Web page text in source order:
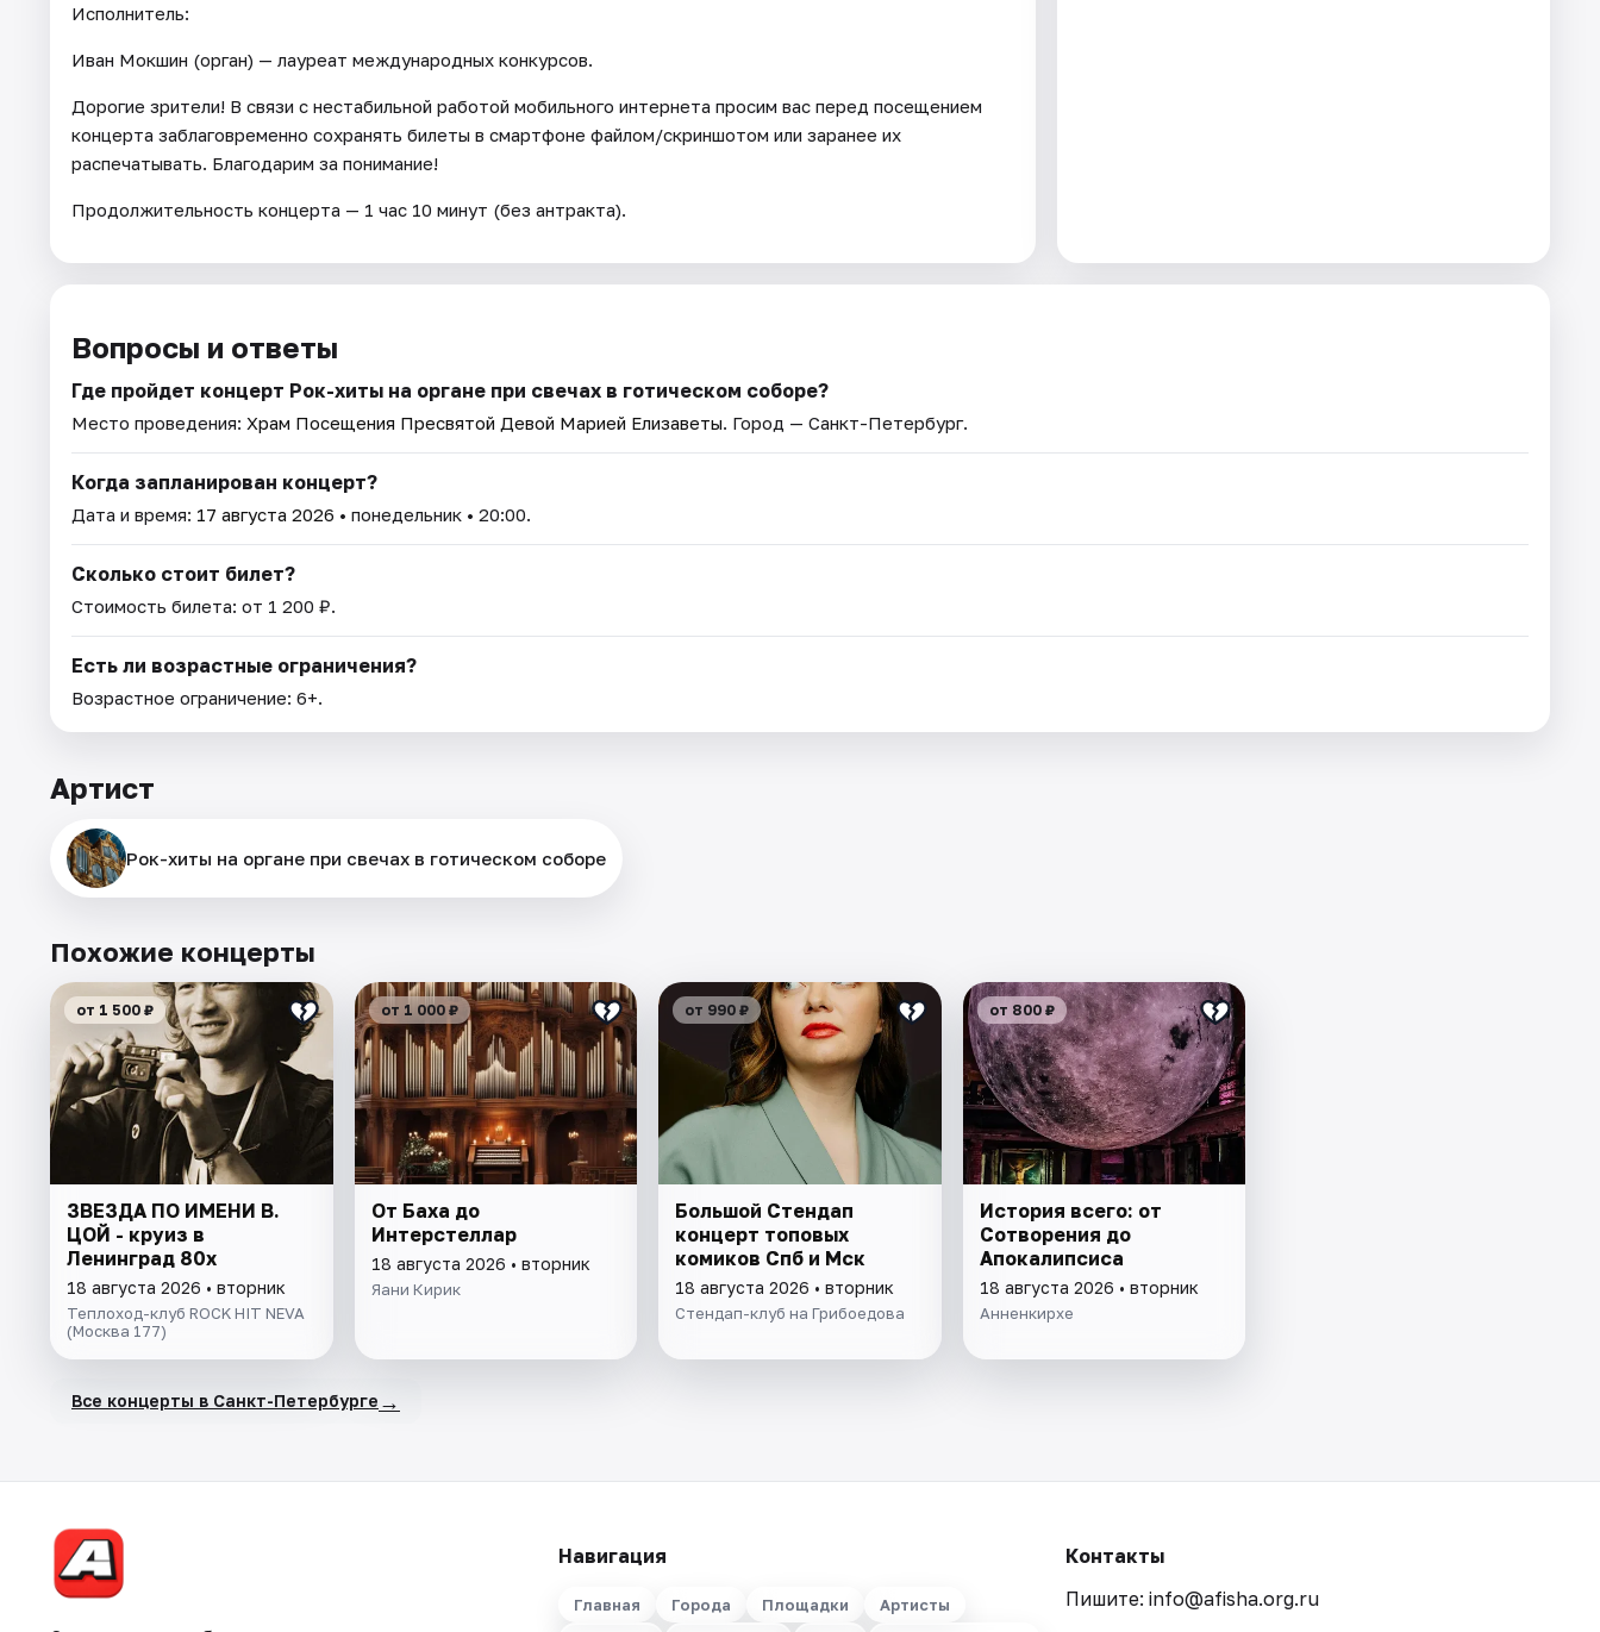
Исполнитель:
Иван Мокшин (орган) — лауреат международных конкурсов.
Дорогие зрители! В связи с нестабильной работой мобильного интернета просим вас перед посещением
концерта заблаговременно сохранять билеты в смартфоне файлом/скриншотом или заранее их
распечатывать. Благодарим за понимание!
Продолжительность концерта — 1 час 10 минут (без антракта).
Вопросы и ответы
Где пройдет концерт Рок-хиты на органе при свечах в готическом соборе?
Место проведения: Храм Посещения Пресвятой Девой Марией Елизаветы. Город — Санкт-Петербург.
Когда запланирован концерт?
Дата и время: 17 августа 2026 • понедельник • 20:00.
Сколько стоит билет?
Стоимость билета: от 1 200 ₽.
Есть ли возрастные ограничения?
Возрастное ограничение: 6+.
Артист
Рок-хиты на органе при свечах в готическом соборе
Похожие концерты
от 1 500 ₽
ЗВЕЗДА ПО ИМЕНИ В.
ЦОЙ - круиз в
Ленинград 80х
18 августа 2026 • вторник
Теплоход-клуб ROCK HIT NEVA
(Москва 177)
от 1 000 ₽
От Баха до
Интерстеллар
18 августа 2026 • вторник
Яани Кирик
от 990 ₽
Большой Стендап
концерт топовых
комиков Спб и Мск
18 августа 2026 • вторник
Стендап-клуб на Грибоедова
от 800 ₽
История всего: от
Сотворения до
Апокалипсиса
18 августа 2026 • вторник
Анненкирхе
Все концерты в Санкт-Петербурге →
Навигация
Главная Города Площадки
Артисты
Контакты
Пишите: info@afisha.org.ru